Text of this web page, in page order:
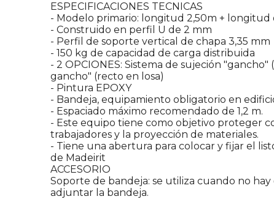
ESPECIFICACIONES TECNICAS
- Modelo primario: longitud 2,50m + longitud
- Construido en perfil U de 2 mm
- Perfil de soporte vertical de chapa 3,35 mm
- 150 kg de capacidad de carga distribuida
- 2 OPCIONES: Sistema de sujeción "gancho"
gancho" (recto en losa)
- Pintura EPOXY
- Bandeja, equipamiento obligatorio en
- Espaciado máximo recomendado de 1,2 m.
- Este equipo tiene como objetivo proteger
trabajadores y la proyección de materiales.
- Tiene una abertura para colocar y fijar el
de Madeirit
ACCESORIO
Soporte de bandeja: se utiliza cuando no hay
adjuntar la bandeja.